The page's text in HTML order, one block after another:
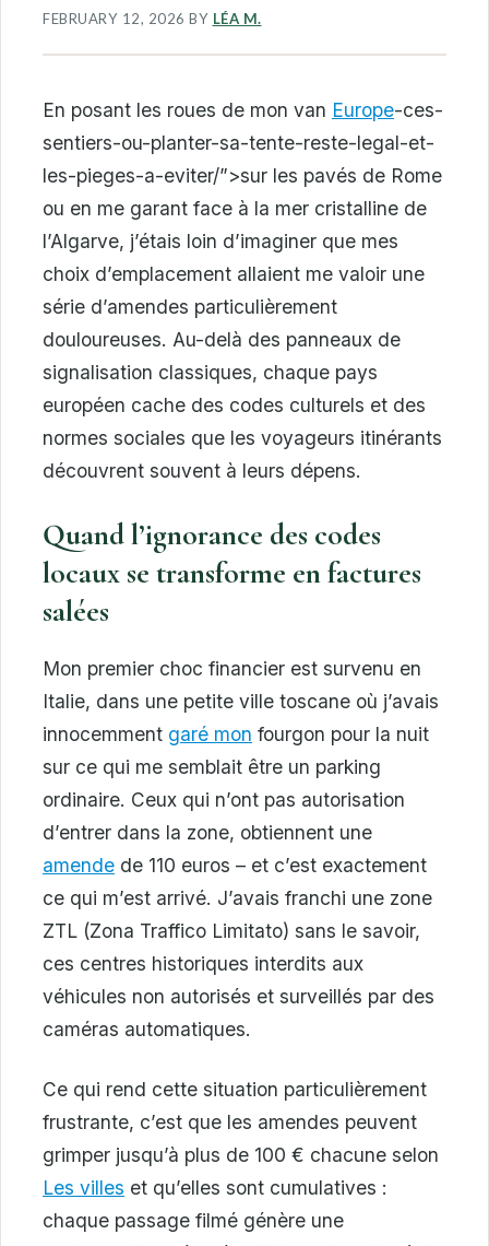
FEBRUARY 12, 2026 BY LÉA M.
En posant les roues de mon van Europe-ces-
sentiers-ou-planter-sa-tente-reste-legal-et-
les-pieges-a-eviter/”>sur les pavés de Rome
ou en me garant face à la mer cristalline de
l’Algarve, j’étais loin d’imaginer que mes
choix d’emplacement allaient me valoir une
série d’amendes particulièrement
douloureuses. Au-delà des panneaux de
signalisation classiques, chaque pays
européen cache des codes culturels et des
normes sociales que les voyageurs itinérants
découvrent souvent à leurs dépens.
Quand l’ignorance des codes
locaux se transforme en factures
salées
Mon premier choc financier est survenu en
Italie, dans une petite ville toscane où j’avais
innocemment garé mon fourgon pour la nuit
sur ce qui me semblait être un parking
ordinaire. Ceux qui n’ont pas autorisation
d’entrer dans la zone, obtiennent une
amende de 110 euros – et c’est exactement
ce qui m’est arrivé. J’avais franchi une zone
ZTL (Zona Traffico Limitato) sans le savoir,
ces centres historiques interdits aux
véhicules non autorisés et surveillés par des
caméras automatiques.
Ce qui rend cette situation particulièrement
frustrante, c’est que les amendes peuvent
grimper jusqu’à plus de 100 € chacune selon
Les villes et qu’elles sont cumulatives :
chaque passage filmé génère une